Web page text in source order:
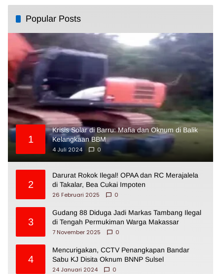
Popular Posts
1
Krisis Solar di Barru: Mafia dan Oknum di Balik
Kelangkaan BBM
4 Juli 2024
0
2
Darurat Rokok Ilegal! OPAA dan RC Merajalela
di Takalar, Bea Cukai Impoten
26 Februari 2025
0
3
Gudang 88 Diduga Jadi Markas Tambang Ilegal
di Tengah Permukiman Warga Makassar
7 November 2025
0
4
Mencurigakan, CCTV Penangkapan Bandar
Sabu KJ Disita Oknum BNNP Sulsel
24 Januari 2024
0